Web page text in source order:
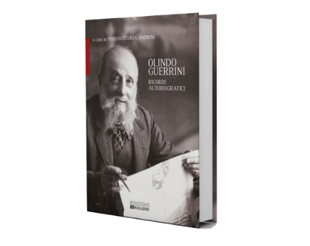
AGGIUNGI AL CARRELLO